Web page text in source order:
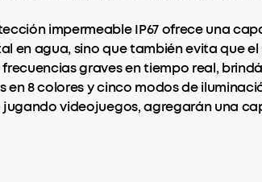
impermeable IP67 ofrece una
en agua, sino que también evita que
graves en tiempo real,
en 8 colores y cinco modos de
videojuegos, agregarán una